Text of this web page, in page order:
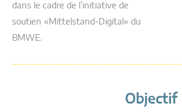
dans le cadre de l’initiative de
soutien «Mittelstand-Digital» du
BMWE.
Objectif